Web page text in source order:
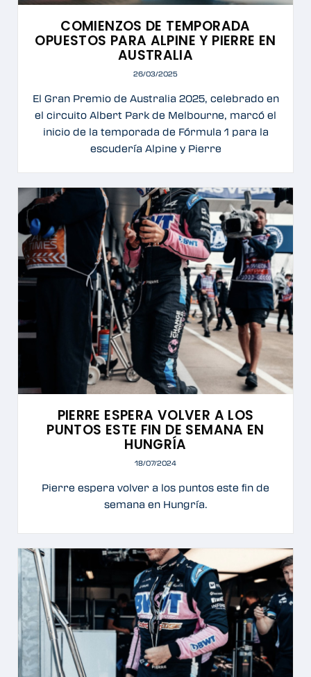
COMIENZOS DE TEMPORADA
OPUESTOS PARA ALPINE Y PIERRE EN
AUSTRALIA
26/03/2025
El Gran Premio de Australia 2025, celebrado en
el circuito Albert Park de Melbourne, marcó el
inicio de la temporada de Fórmula 1 para la
escudería Alpine y Pierre
PIERRE ESPERA VOLVER A LOS
PUNTOS ESTE FIN DE SEMANA EN
HUNGRÍA
18/07/2024
Pierre espera volver a los puntos este fin de
semana en Hungría.